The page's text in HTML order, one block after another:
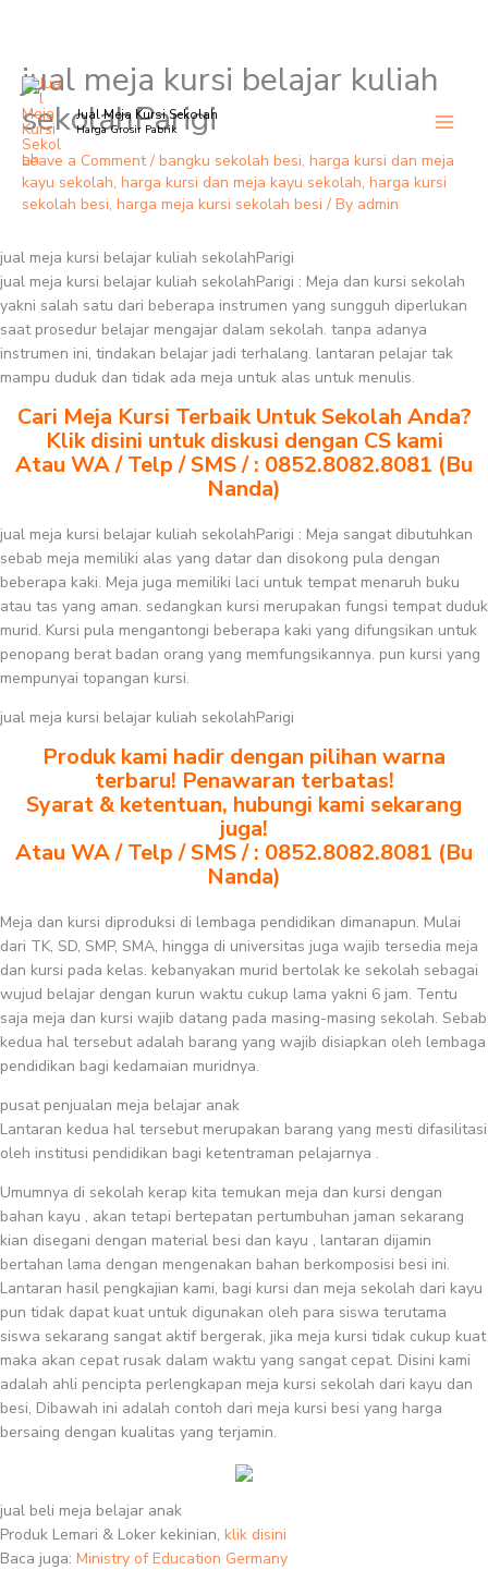
Skip
content
Jual Meja Kursi Sekolah
Harga Grosir Pabrik
jual meja kursi belajar kuliah
sekolahParigi
Leave a Comment / bangku sekolah besi, harga kursi dan meja
kayu sekolah, harga kursi dan meja kayu sekolah, harga kursi
sekolah besi, harga meja kursi sekolah besi / By admin
jual meja kursi belajar kuliah sekolahParigi
jual meja kursi belajar kuliah sekolahParigi : Meja dan kursi sekolah
yakni salah satu dari beberapa instrumen yang sungguh diperlukan
saat prosedur belajar mengajar dalam sekolah. tanpa adanya
instrumen ini, tindakan belajar jadi terhalang. lantaran pelajar tak
mampu duduk dan tidak ada meja untuk alas untuk menulis.
Cari Meja Kursi Terbaik Untuk Sekolah Anda?
Klik disini untuk diskusi dengan CS kami
Atau WA / Telp / SMS / : 0852.8082.8081 (Bu
Nanda)
jual meja kursi belajar kuliah sekolahParigi : Meja sangat dibutuhkan
sebab meja memiliki alas yang datar dan disokong pula dengan
beberapa kaki. Meja juga memiliki laci untuk tempat menaruh buku
atau tas yang aman. sedangkan kursi merupakan fungsi tempat duduk
murid. Kursi pula mengantongi beberapa kaki yang difungsikan untuk
penopang berat badan orang yang memfungsikannya. pun kursi yang
mempunyai topangan kursi.
jual meja kursi belajar kuliah sekolahParigi
Produk kami hadir dengan pilihan warna
terbaru! Penawaran terbatas!
Syarat & ketentuan, hubungi kami sekarang
juga!
Atau WA / Telp / SMS / : 0852.8082.8081 (Bu
Nanda)
Meja dan kursi diproduksi di lembaga pendidikan dimanapun. Mulai
dari TK, SD, SMP, SMA, hingga di universitas juga wajib tersedia meja
dan kursi pada kelas. kebanyakan murid bertolak ke sekolah sebagai
wujud belajar dengan kurun waktu cukup lama yakni 6 jam. Tentu
saja meja dan kursi wajib datang pada masing-masing sekolah. Sebab
kedua hal tersebut adalah barang yang wajib disiapkan oleh lembaga
pendidikan bagi kedamaian muridnya.
pusat penjualan meja belajar anak
Lantaran kedua hal tersebut merupakan barang yang mesti difasilitasi
oleh institusi pendidikan bagi ketentraman pelajarnya .
Umumnya di sekolah kerap kita temukan meja dan kursi dengan
bahan kayu , akan tetapi bertepatan pertumbuhan jaman sekarang
kian disegani dengan material besi dan kayu , lantaran dijamin
bertahan lama dengan mengenakan bahan berkomposisi besi ini.
Lantaran hasil pengkajian kami, bagi kursi dan meja sekolah dari kayu
pun tidak dapat kuat untuk digunakan oleh para siswa terutama
siswa sekarang sangat aktif bergerak, jika meja kursi tidak cukup kuat
maka akan cepat rusak dalam waktu yang sangat cepat. Disini kami
adalah ahli pencipta perlengkapan meja kursi sekolah dari kayu dan
besi, Dibawah ini adalah contoh dari meja kursi besi yang harga
bersaing dengan kualitas yang terjamin.
jual beli meja belajar anak
Produk Lemari & Loker kekinian, klik disini
Baca juga: Ministry of Education Germany